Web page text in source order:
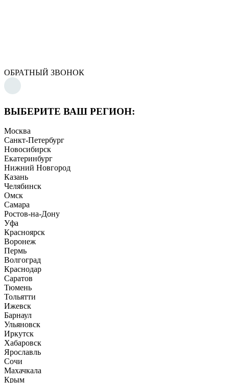
ОБРАТНЫЙ ЗВОНОК
ВЫБЕРИТЕ ВАШ РЕГИОН:
Москва
Санкт-Петербург
Новосибирск
Екатеринбург
Нижний Новгород
Казань
Челябинск
Омск
Самара
Ростов-на-Дону
Уфа
Красноярск
Воронеж
Пермь
Волгоград
Краснодар
Саратов
Тюмень
Тольятти
Ижевск
Барнаул
Ульяновск
Иркутск
Хабаровск
Ярославль
Сочи
Махачкала
Крым